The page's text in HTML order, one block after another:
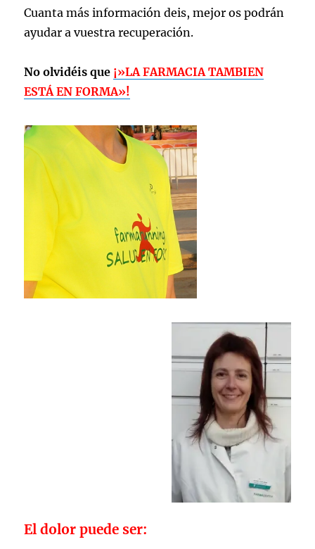
Cuanta más información deis, mejor os podrán
ayudar a vuestra recuperación.
No olvidéis que ¡»LA FARMACIA TAMBIEN
ESTÁ EN FORMA»!
El dolor puede ser: